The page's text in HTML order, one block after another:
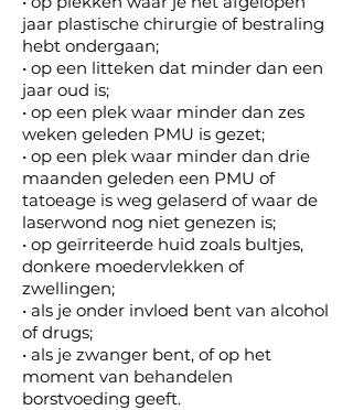
jaar plastische chirurgie of bestraling
hebt ondergaan;
• op een litteken dat minder dan een
jaar oud is;
• op een plek waar minder dan zes
weken geleden PMU is gezet;
• op een plek waar minder dan drie
maanden geleden een PMU of
tatoeage is weg gelaserd of waar de
laserwond nog niet genezen is;
• op geïrriteerde huid zoals bultjes,
donkere moedervlekken of
zwellingen;
• als je onder invloed bent van alcohol
of drugs;
• als je zwanger bent, of op het
moment van behandelen
borstvoeding geeft.